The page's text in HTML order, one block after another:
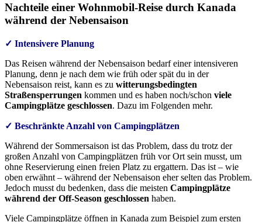
Nachteile einer Wohnmobil-Reise durch Kanada
während der Nebensaison
✓ Intensivere Planung
Das Reisen während der Nebensaison bedarf einer intensiveren
Planung, denn je nach dem wie früh oder spät du in der
Nebensaison reist, kann es zu witterungsbedingten
Straßensperrungen kommen und es haben noch/schon viele
Campingplätze geschlossen. Dazu im Folgenden mehr.
✓ Beschränkte Anzahl von Campingplätzen
Während der Sommersaison ist das Problem, dass du trotz der
großen Anzahl von Campingplätzen früh vor Ort sein musst, um
ohne Reservierung einen freien Platz zu ergattern. Das ist – wie
oben erwähnt – während der Nebensaison eher selten das Problem.
Jedoch musst du bedenken, dass die meisten Campingplätze
während der Off-Season geschlossen haben.
Viele Campingplätze öffnen in Kanada zum Beispiel zum ersten